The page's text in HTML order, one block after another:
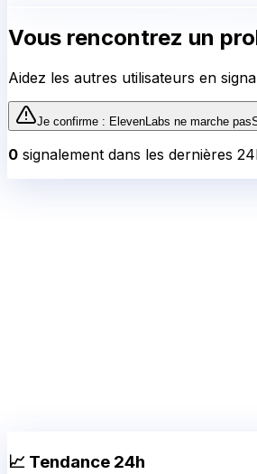
Vous rencontrez un
Aidez les autres utilisateurs en
Je confirme : ElevenLabs ne marche pas
0 signalement dans les dernières
📈 Tendance 24h